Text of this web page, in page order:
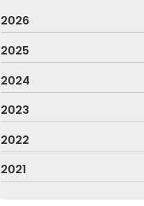
2026
2025
2024
2023
2022
2021